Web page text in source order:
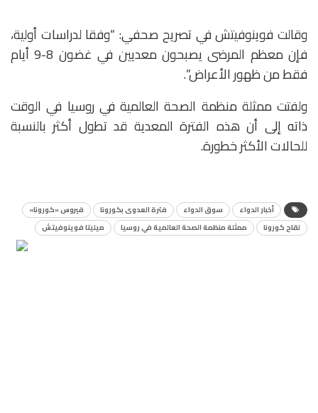
وقالت فوينوفيتش في تصريح صحفي: “وفقا لدراسات أولية،
فإن معظم المرضى يصبحون معديين في غضون 8-9 أيام
فقط من ظهور الأعراض”.
ولفتت ممثلة منظمة الصحة العالمية في روسيا في الوقت
ذاته إلى أن هذه الفترة المعدية قد تطول أكثر بالنسبة
للحالات الأكثر خطورة.
أخبار الدواء سوق الدواء فترة العدوى بكورونا
فيروس «كورونا»
لقاح كورونا
ممثلة منظمة الصحة العالمية في روسيا ميليتا فوينوفيتش